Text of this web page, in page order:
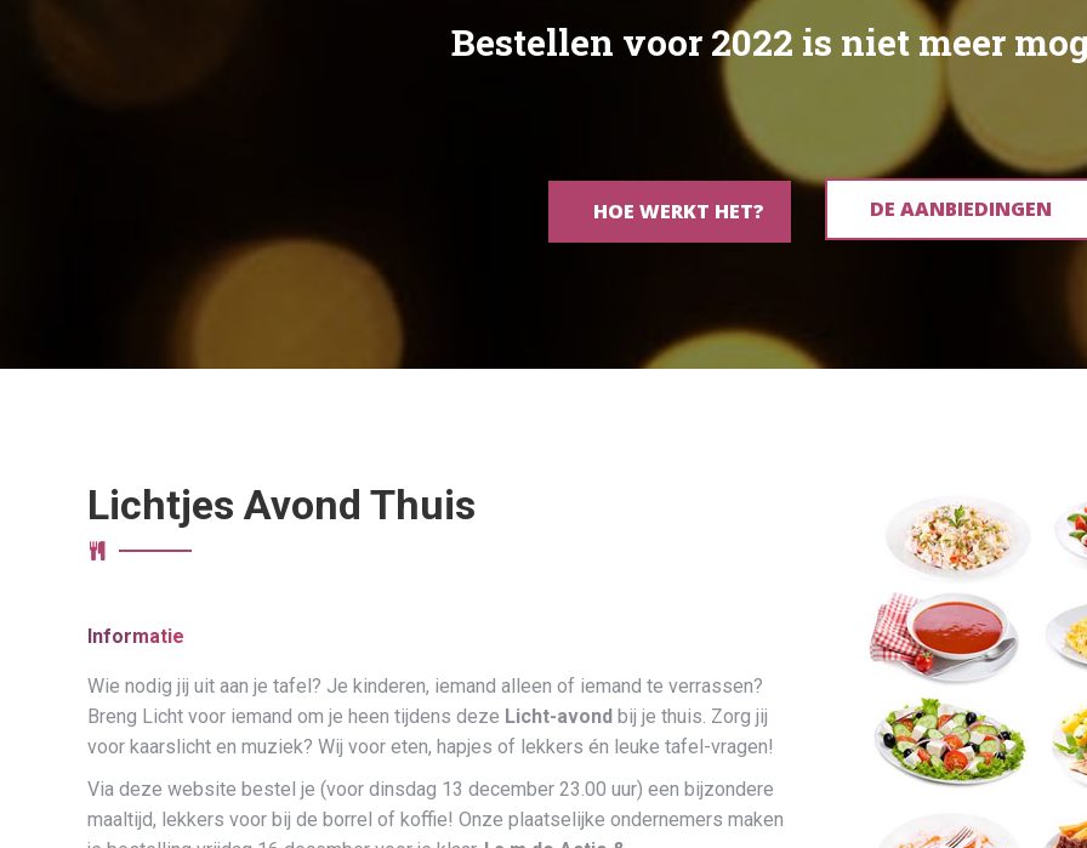
Bestellen voor 2022 is niet meer mo
DE AANBIEDINGEN
HOE WERKT HET?
Lichtjes Avond Thuis
Informatie
Wie nodig jij uit aan je tafel? Je kinderen, iemand alleen of iemand te verrassen?
Breng Licht voor iemand om je heen tijdens deze Licht-avond bij je thuis. Zorg jij
voor kaarslicht en muziek? Wij voor eten, hapjes of lekkers én leuke tafel-vragen!
Via deze website bestel je (voor dinsdag 13 december 23.00 uur) een bijzondere
maaltijd, lekkers voor bij de borrel of koffie! Onze plaatselijke ondernemers maken